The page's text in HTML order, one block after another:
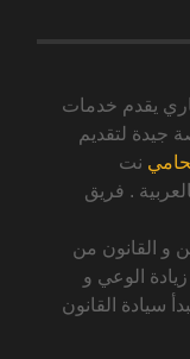
يقدم خدمات
جيدة لتقديم
نت
. فريق
و القانون من
الوعي و
سيادة القانون